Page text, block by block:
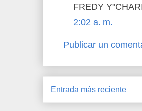
FREDY
2:02 a. m.
Publicar un
Entrada más reciente